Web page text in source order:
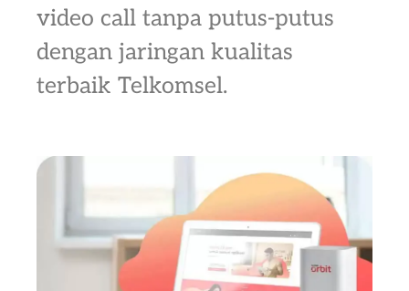
video call tanpa putus-putus
dengan jaringan kualitas
terbaik Telkomsel.